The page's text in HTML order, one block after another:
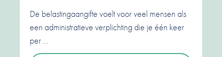
De belastingaangifte voelt voor veel mensen als
een administratieve verplichting die je één keer
per …